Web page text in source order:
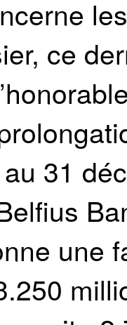
ce
31
une